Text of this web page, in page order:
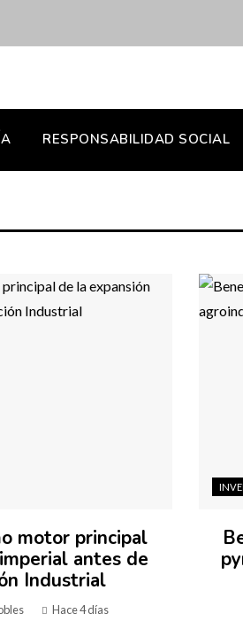
RESPONSABILIDAD SOCIAL
motor principal
antes de
Industrial
Hace 4 días